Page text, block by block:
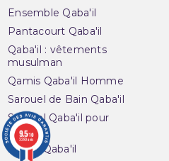
Ensemble Qaba'il
Pantacourt Qaba'il
Qaba'il : vêtements
musulman
Qamis Qaba'il Homme
Sarouel de Bain Qaba'il
Sarouel Qaba'il pour
homme
Sweat Qaba'il
9.5/10
3280 avis